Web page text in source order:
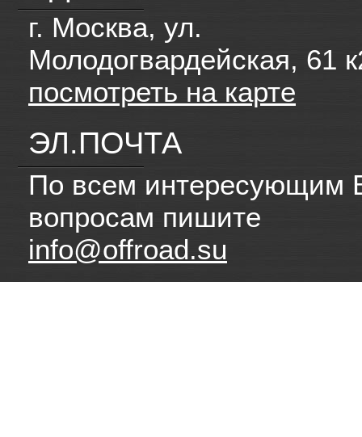
г. Москва, ул.
Молодогвардейская, 61
посмотреть на карте
ЭЛ.ПОЧТА
По всем интересующим
вопросам пишите
info@offroad.su